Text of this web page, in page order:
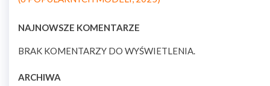
NAJNOWSZE KOMENTARZE
BRAK KOMENTARZY DO WYŚWIETLENIA.
ARCHIWA